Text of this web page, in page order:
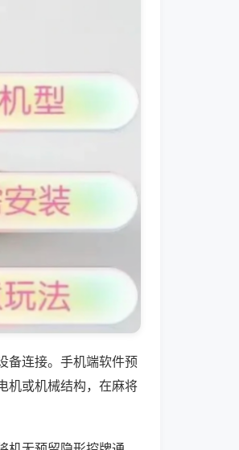
备连接。手机端软件预
机或机械结构，在麻将